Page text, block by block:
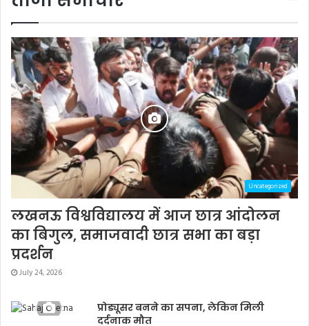
Uncategorized
लखनऊ विश्वविद्यालय में आज छात्र आंदोलन
का बिगुल, समाजवादी छात्र सभा का बड़ा
प्रदर्शन
July 24, 2026
प्रोड्यूसर बनने का सपना, लेकिन मिली
दर्दनाक मौत